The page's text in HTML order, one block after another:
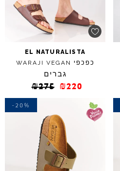
EL NATURALISTA
כפכפי WARAJI VEGAN
גברים
₪275 ₪220
-20%